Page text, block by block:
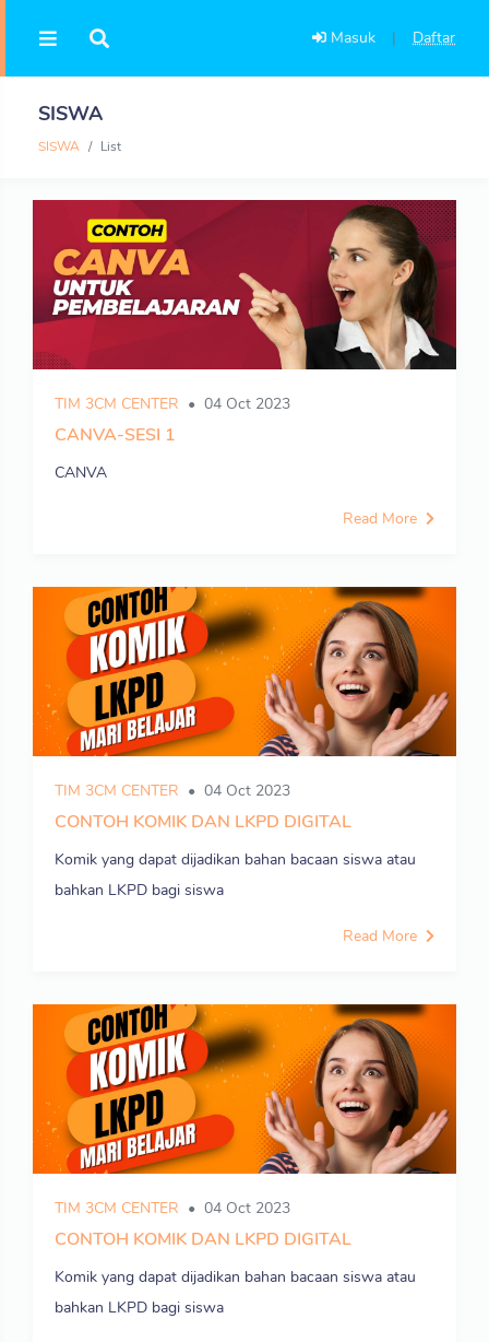
Masuk | Daftar
SISWA
SISWA List
TIM 3CM CENTER 04 Oct 2023
CANVA-SESI 1
CANVA
Read More
TIM 3CM CENTER 04 Oct 2023
CONTOH KOMIK DAN LKPD DIGITAL
Komik yang dapat dijadikan bahan bacaan siswa atau
bahkan LKPD bagi siswa
Read More
TIM 3CM CENTER 04 Oct 2023
CONTOH KOMIK DAN LKPD DIGITAL
Komik yang dapat dijadikan bahan bacaan siswa atau
bahkan LKPD bagi siswa